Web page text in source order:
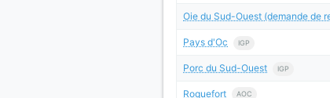
Oie du Sud-Ouest (demande de
Pays d'Oc IGP
Porc du Sud-Ouest IGP
Roquefort AOC